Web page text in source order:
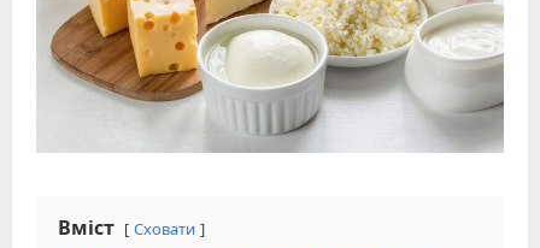
Вміст Сховати